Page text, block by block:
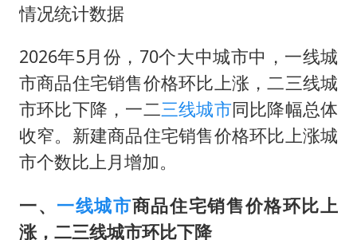
女子利用漏洞0元薅走3000多件家电
深圳地面沉降致车辆损坏系谣言
我国编制完成新版全月地质图
现代版摸金校尉落网查获400多枚古币
奋进开新局 实干挑大梁
情况统计数据
2026年5月份，70个大中城市中，一线城
市商品住宅销售价格环比上涨，二三线城
市环比下降，一二三线城市同比降幅总体
收窄。新建商品住宅销售价格环比上涨城
市个数比上月增加。
一、 一线城市商品住宅销售价格环比上
涨，二三线城市环比下降